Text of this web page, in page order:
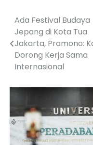
Post
navigation
Ada Festival Budaya
Jepang di Kota Tua
Jakarta, Pramono:
Dorong Kerja Sama
Internasional